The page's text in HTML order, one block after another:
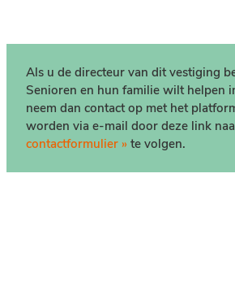
Als u de directeur van dit vestiging
Senioren en hun familie wilt helpen
neem dan contact op met het
worden via e-mail door deze link
contactformulier » te volgen.